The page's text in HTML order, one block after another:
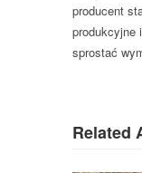
producent
produkcyjne
sprostać
Related